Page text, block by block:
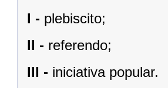
I - plebiscito;
II - referendo;
III - iniciativa popular.